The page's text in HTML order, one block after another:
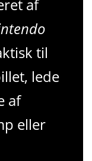
af
til
lede
af
eller